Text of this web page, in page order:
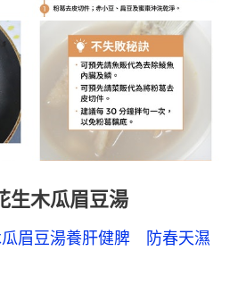
生木瓜眉豆湯
眉豆湯養肝健脾　防春天濕